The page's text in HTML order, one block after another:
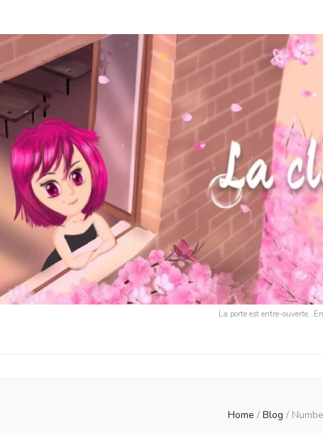
La porte est entre-
Home / Blog /